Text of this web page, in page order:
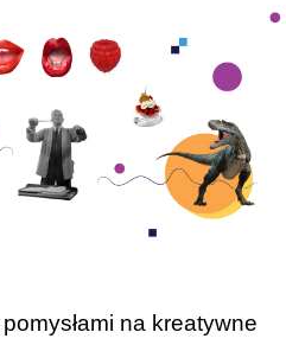
na kreatywne